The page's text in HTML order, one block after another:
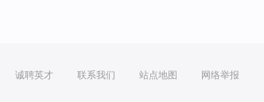
诚聘英才 联系我们 站点地图 网络举报